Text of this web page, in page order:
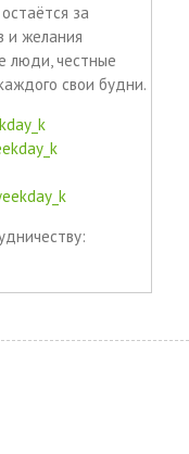
за
и желания
люди, честные
свои будни.